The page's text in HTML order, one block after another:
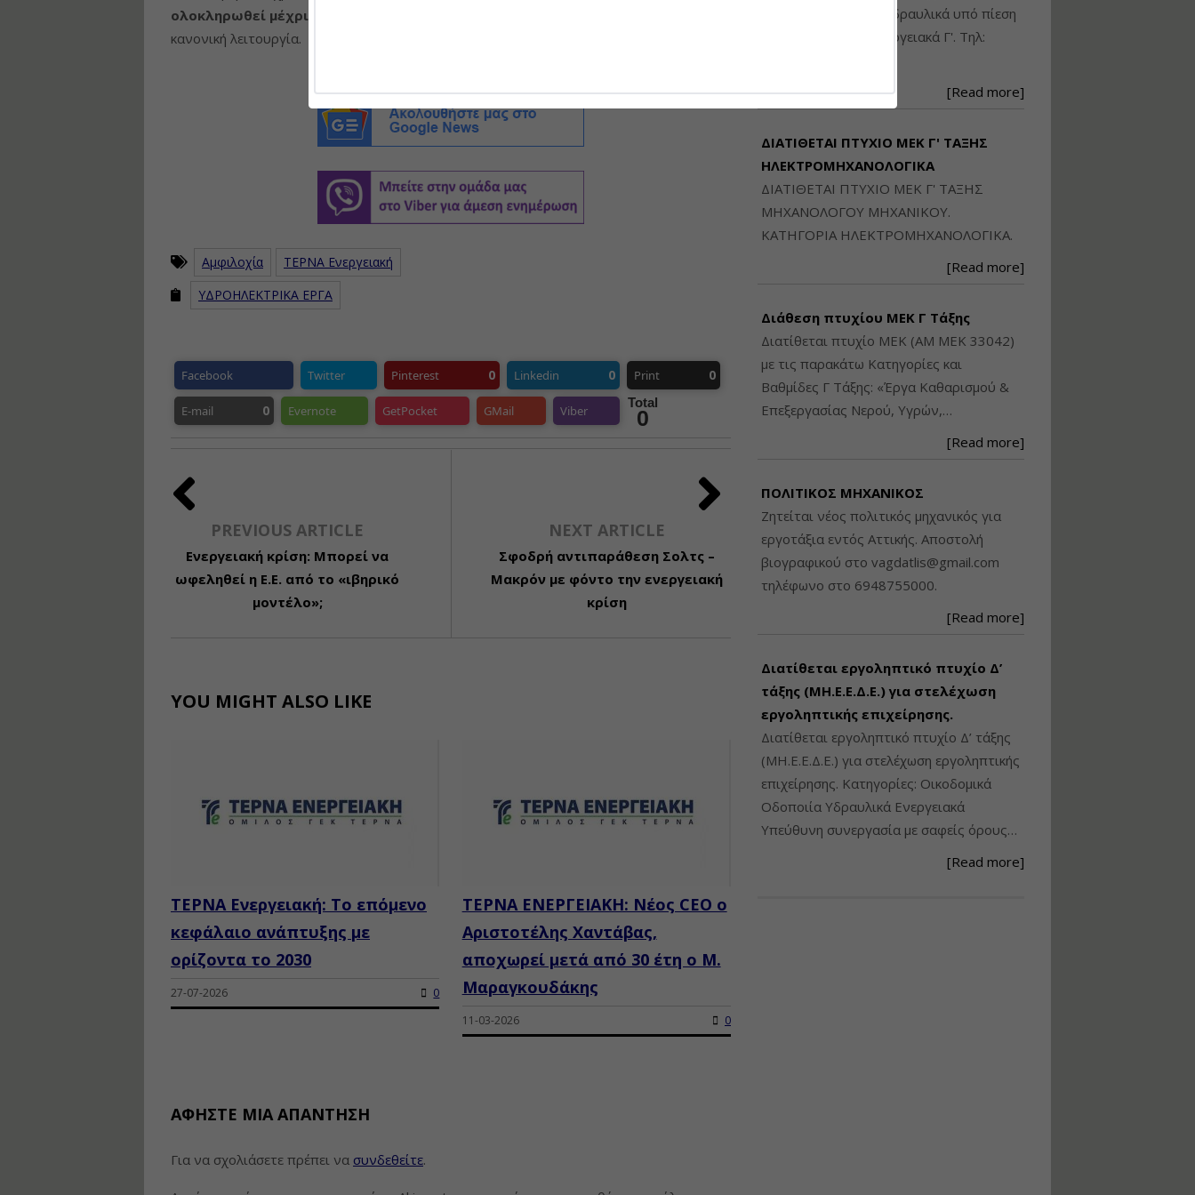
ολοκληρωθεί μέχρι το τέλος του 2025
κανονική λειτουργία.
Αμφιλοχία
ΤΕΡΝΑ Ενεργειακή
ΥΔΡΟΗΛΕΚΤΡΙΚΑ ΕΡΓΑ
Facebook Twitter Pinterest 0 Linkedin 0 Print 0
E-mail 0 Evernote GetPocket GMail Viber
Total
0
PREVIOUS ARTICLE
Ενεργειακή κρίση: Μπορεί να
ωφεληθεί η Ε.Ε. από το «ιβηρικό
μοντέλο»;
NEXT ARTICLE
Σφοδρή αντιπαράθεση Σολτς –
Μακρόν με φόντο την ενεργειακή
κρίση
YOU MIGHT ALSO LIKE
ΤΕΡΝΑ Ενεργειακή: Το επόμενο
κεφάλαιο ανάπτυξης με
ορίζοντα το 2030
27-07-2026 0
ΤΕΡΝΑ ΕΝΕΡΓΕΙΑΚΗ: Νέος CEO ο
Αριστοτέλης Χαντάβας,
αποχωρεί μετά από 30 έτη ο Μ.
Μαραγκουδάκης
11-03-2026 0
ΑΦΉΣΤΕ ΜΙΑ ΑΠΆΝΤΗΣΗ
Για να σχολιάσετε πρέπει να συνδεθείτε.
Μηχανικού: Η/Μ Γ', Υδραυλικά υπό πίεση
Β', Βιομηχανικά - Ενεργειακά Γ'. Τηλ:
[Read more]
ΔΙΑΤΙΘΕΤΑΙ ΠΤΥΧΙΟ ΜΕΚ Γ' ΤΑΞΗΣ
ΗΛΕΚΤΡΟΜΗΧΑΝΟΛΟΓΙΚΑ
ΔΙΑΤΙΘΕΤΑΙ ΠΤΥΧΙΟ ΜΕΚ Γ' ΤΑΞΗΣ
ΜΗΧΑΝΟΛΟΓΟΥ ΜΗΧΑΝΙΚΟΥ.
ΚΑΤΗΓΟΡΙΑ ΗΛΕΚΤΡΟΜΗΧΑΝΟΛΟΓΙΚΑ.
[Read more]
Διάθεση πτυχίου ΜΕΚ Γ Τάξης
Διατίθεται πτυχίο ΜΕΚ (ΑΜ ΜΕΚ 33042)
με τις παρακάτω Κατηγορίες και
Βαθμίδες Γ Τάξης: «Έργα Καθαρισμού &
Επεξεργασίας Νερού, Υγρών,…
[Read more]
ΠΟΛΙΤΙΚΟΣ ΜΗΧΑΝΙΚΟΣ
Ζητείται νέος πολιτικός μηχανικός για
εργοτάξια εντός Αττικής. Αποστολή
βιογραφικού στο vagdatlis@gmail.com
τηλέφωνο στο 6948755000.
[Read more]
Διατίθεται εργοληπτικό πτυχίο Δ’
τάξης (ΜΗ.Ε.Ε.Δ.Ε.) για στελέχωση
εργοληπτικής επιχείρησης.
Διατίθεται εργοληπτικό πτυχίο Δ’ τάξης
(ΜΗ.Ε.Ε.Δ.Ε.) για στελέχωση εργοληπτικής
επιχείρησης. Κατηγορίες: Οικοδομικά
Οδοποιία Υδραυλικά Ενεργειακά
Υπεύθυνη συνεργασία με σαφείς όρους…
[Read more]
Ταυτότητα Κτιρίου/
και Πράξη (2024)
Πολεοδομικού
Σχεδιασμού Εντός
Ορίων Πόλεων και
Οικισμών και Εκτός
Εισηγήτρια:
Τιμή από: €145.00
Διάρκεια: 8 ώρες
τεχνολογίας
φωτισμού LED και
Εισηγητής:Στέφανος Τουλόγλου
Τιμή από: €190.00
Διάρκεια: 12 ώρες
Εκπόνηση Τοπικών και
Εισηγητής:
Τιμή από: €130.00
Διάρκεια: 6 ώρες
Επίβλεψη Δημοσίων
Έργων με τον
Ν.4782/2021